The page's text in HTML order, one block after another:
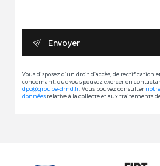
Envoyer
Vous disposez d’un droit d’accès, de rectification
concernant, que vous pouvez exercer en
dpo@groupe-dmd.fr . Vous pouvez consulter
données relative à la collecte et aux traitements